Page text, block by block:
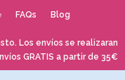
FAQs Blog
Los envíos se realizaran
GRATIS a partir de 35€